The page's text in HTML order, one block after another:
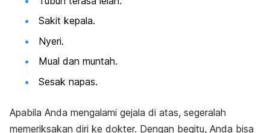
Sakit kepala.
Nyeri.
Mual dan muntah.
Sesak napas.
Apabila Anda mengalami gejala di atas, segeralah
memeriksakan diri ke dokter. Dengan begitu, Anda bisa